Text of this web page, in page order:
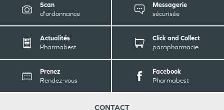
Scan
d'ordonnance
Messagerie
sécurisée
Actualités
Pharmabest
Click and Collect
parapharmacie
Prenez
Rendez-vous
Facebook
Pharmabest
CONTACT